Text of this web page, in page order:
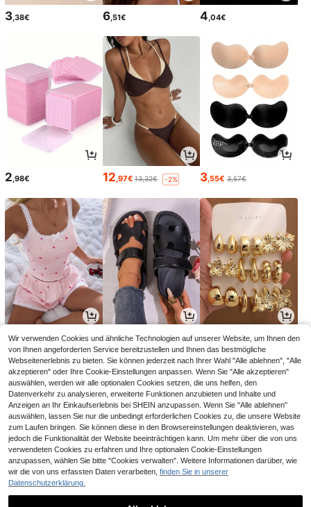
3,38€ 6,51€ 4,04€
2,98€ 12,97€ 13,32€ -2% 3,55€ 3,57€
12,12€ 21,86€ 22,06€ 4,60€
10 13 3
Wir verwenden Cookies und ähnliche Technologien auf unserer Website, um Ihnen den
von Ihnen angeforderten Service bereitzustellen und Ihnen das bestmögliche
Webseitenerlebnis zu bieten. Sie können jederzeit nach Ihrer Wahl "Alle ablehnen", "Alle
akzeptieren" oder Ihre Cookie-Einstellungen anpassen. Wenn Sie "Alle akzeptieren"
auswählen, werden wir alle optionalen Cookies setzen, die uns helfen, den
Datenverkehr zu analysieren, erweiterte Funktionen anzubieten und Inhalte und
Anzeigen an Ihr Einkaufserlebnis bei SHEIN anzupassen. Wenn Sie "Alle ablehnen"
auswählen, lassen Sie nur die unbedingt erforderlichen Cookies zu, die unsere Website
zum Laufen bringen. Sie können diese in den Browsereinstellungen deaktivieren, was
jedoch die Funktionalität der Website beeinträchtigen kann. Um mehr über die von uns
verwendeten Cookies zu erfahren und Ihre optionalen Cookie-Einstellungen
anzupassen, wählen Sie bitte "Cookies verwalten". Weitere Informationen darüber, wie
wir die von uns erfassten Daten verarbeiten, finden Sie in unserer
Datenschutzerklärung.